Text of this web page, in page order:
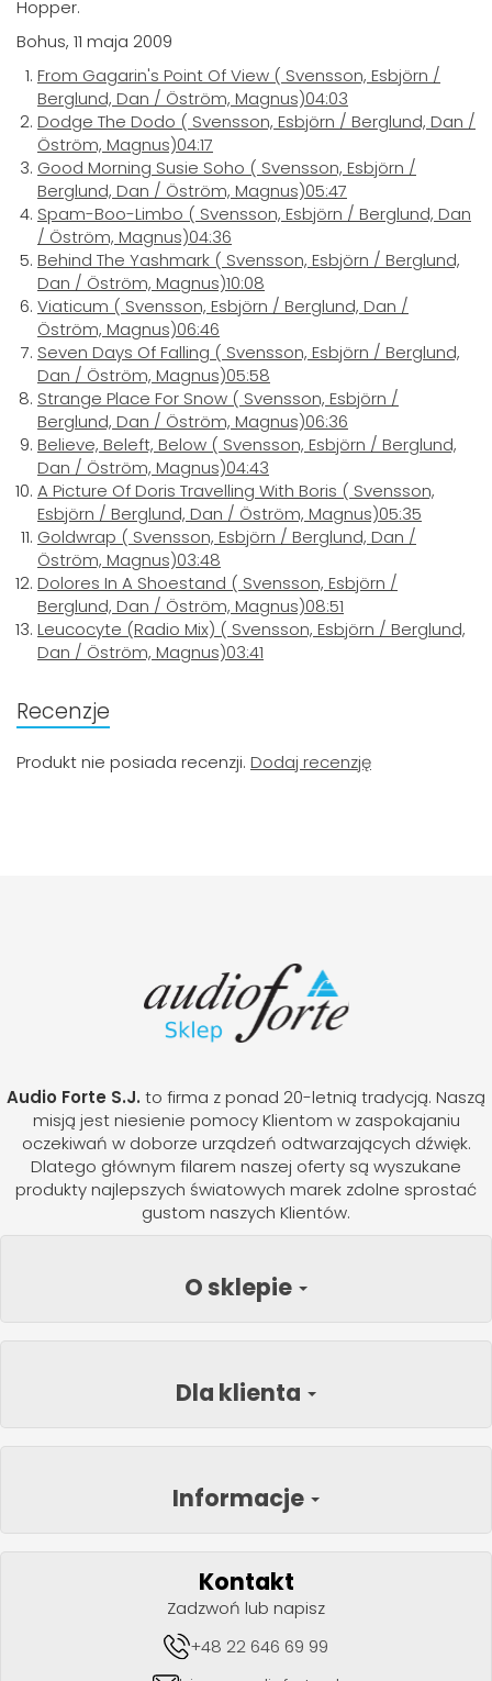
Hopper.
Bohus, 11 maja 2009
From Gagarin's Point Of View ( Svensson, Esbjörn /
Berglund, Dan / Öström, Magnus)04:03
Dodge The Dodo ( Svensson, Esbjörn / Berglund, Dan /
Öström, Magnus)04:17
Good Morning Susie Soho ( Svensson, Esbjörn /
Berglund, Dan / Öström, Magnus)05:47
Spam-Boo-Limbo ( Svensson, Esbjörn / Berglund, Dan
/ Öström, Magnus)04:36
Behind The Yashmark ( Svensson, Esbjörn / Berglund,
Dan / Öström, Magnus)10:08
Viaticum ( Svensson, Esbjörn / Berglund, Dan /
Öström, Magnus)06:46
Seven Days Of Falling ( Svensson, Esbjörn / Berglund,
Dan / Öström, Magnus)05:58
Strange Place For Snow ( Svensson, Esbjörn /
Berglund, Dan / Öström, Magnus)06:36
Believe, Beleft, Below ( Svensson, Esbjörn / Berglund,
Dan / Öström, Magnus)04:43
A Picture Of Doris Travelling With Boris ( Svensson,
Esbjörn / Berglund, Dan / Öström, Magnus)05:35
Goldwrap ( Svensson, Esbjörn / Berglund, Dan /
Öström, Magnus)03:48
Dolores In A Shoestand ( Svensson, Esbjörn /
Berglund, Dan / Öström, Magnus)08:51
Leucocyte (Radio Mix) ( Svensson, Esbjörn / Berglund,
Dan / Öström, Magnus)03:41
Recenzje
Produkt nie posiada recenzji. Dodaj recenzję
Audio Forte S.J. to firma z ponad 20-letnią tradycją. Naszą
misją jest niesienie pomocy Klientom w zaspokajaniu
oczekiwań w doborze urządzeń odtwarzających dźwięk.
Dlatego głównym filarem naszej oferty są wyszukane
produkty najlepszych światowych marek zdolne sprostać
gustom naszych Klientów.
O sklepie
Dla klienta
Informacje
Kontakt
Zadzwoń lub napisz
+48 22 646 69 99